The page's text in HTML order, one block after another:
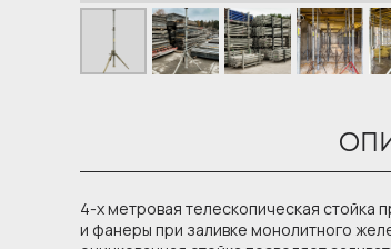
4-х метровая телескопическая стойка
и фанеры при заливке монолитного